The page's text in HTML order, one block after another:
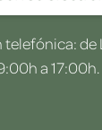
de
a 17:00h.